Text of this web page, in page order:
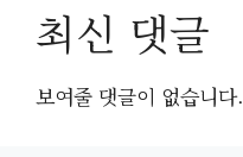
최신 댓글
보여줄 댓글이 없습니다.